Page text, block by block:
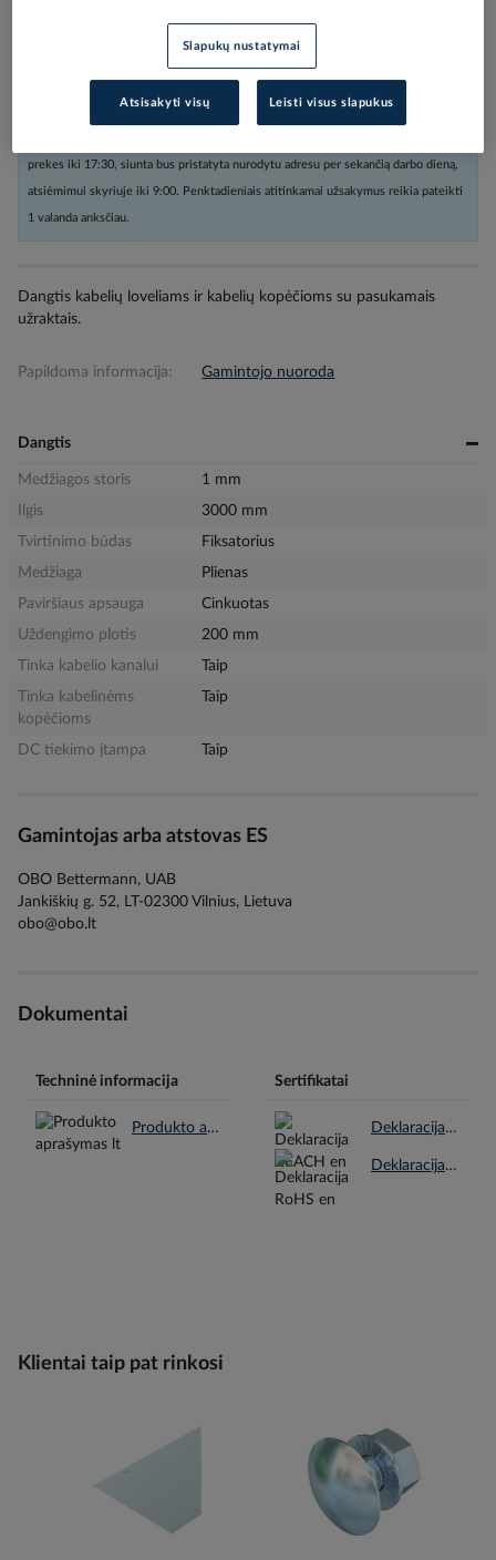
prekes iki 17:30, siunta bus pristatyta nurodytu adresu per sekančią darbo dieną,
atsiėmimui skyriuje iki 9:00. Penktadieniais atitinkamai užsakymus reikia pateikti
1 valanda anksčiau.
Dangtis kabelių loveliams ir kabelių kopėčioms su pasukamais
užraktais.
Papildoma informacija: Gamintojo nuoroda
Dangtis
Medžiagos storis
1 mm
Ilgis
3000 mm
Tvirtinimo būdas
Fiksatorius
Medžiaga
Plienas
Paviršiaus apsauga
Cinkuotas
Uždengimo plotis
200 mm
Tinka kabelio kanalui
Taip
Tinka kabelinėms
kopėčioms
Taip
DC tiekimo įtampa Taip
Gamintojas arba atstovas ES
OBO Bettermann, UAB
Jankiškių g. 52, LT-02300 Vilnius, Lietuva
obo@obo.lt
Dokumentai
Techninė informacija
Produkto aprašymas lt.pdf
Sertifikatai
Deklaracija REACH en.pdf
Deklaracija RoHS en.pdf
Klientai taip pat rinkosi
Slapukų nustatymai
Atsisakyti visų Leisti visus slapukus